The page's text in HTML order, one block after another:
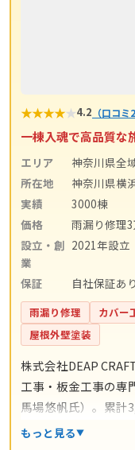
★★★★★4.2 （口コミ
一棟入魂で高品質な
エリア
神奈川県全
所在地
神奈川県横
実績
3000棟
価格
雨漏り修理
設立・創
業
2021年設立
保証 自社保証あり
雨漏り修理 カバー
屋根外壁塗装
株式会社DEAP
工事・板金工事の専
馬場悠帆氏）。累計
からアフターサポー
もっと見る